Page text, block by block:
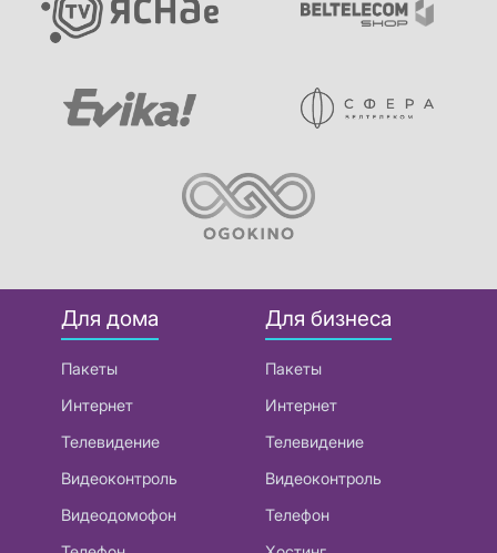
Для дома
Пакеты
Интернет
Телевидение
Видеоконтроль
Видеодомофон
Для бизнеса
Пакеты
Интернет
Телевидение
Видеоконтроль
Телефон